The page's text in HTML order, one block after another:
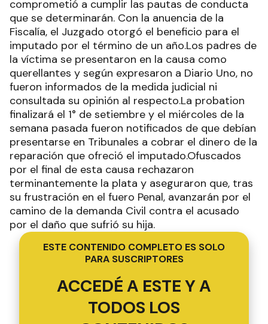
comprometió a cumplir las pautas de conducta
que se determinarán. Con la anuencia de la
Fiscalía, el Juzgado otorgó el beneficio para el
imputado por el término de un año.Los padres de
la víctima se presentaron en la causa como
querellantes y según expresaron a Diario Uno, no
fueron informados de la medida judicial ni
consultada su opinión al respecto.La probation
finalizará el 1° de setiembre y el miércoles de la
semana pasada fueron notificados de que debían
presentarse en Tribunales a cobrar el dinero de la
reparación que ofreció el imputado.Ofuscados
por el final de esta causa rechazaron
terminantemente la plata y aseguraron que, tras
su frustración en el fuero Penal, avanzarán por el
camino de la demanda Civil contra el acusado
por el daño que sufrió su hija.
ESTE CONTENIDO COMPLETO ES SOLO
PARA SUSCRIPTORES
ACCEDÉ A ESTE Y A
TODOS LOS